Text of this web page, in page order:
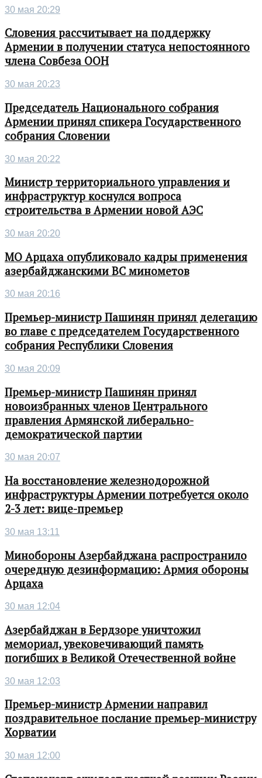
30 мая 20:29
Словения рассчитывает на поддержку
Армении в получении статуса непостоянного
члена Совбеза ООН
30 мая 20:23
Председатель Национального собрания
Армении принял спикера Государственного
собрания Словении
30 мая 20:22
Министр территориального управления и
инфраструктур коснулся вопроса
строительства в Армении новой АЭС
30 мая 20:20
МО Арцаха опубликовало кадры применения
азербайджанскими ВС минометов
30 мая 20:16
Премьер-министр Пашинян принял делегацию
во главе с председателем Государственного
собрания Республики Словения
30 мая 20:09
Премьер-министр Пашинян принял
новоизбранных членов Центрального
правления Армянской либерально-
демократической партии
30 мая 20:07
На восстановление железнодорожной
инфраструктуры Армении потребуется около
2-3 лет: вице-премьер
30 мая 13:11
Минобороны Азербайджана распространило
очередную дезинформацию: Армия обороны
Арцаха
30 мая 12:04
Азербайджан в Бердзоре уничтожил
мемориал, увековечивающий память
погибших в Великой Отечественной войне
30 мая 12:03
Премьер-министр Армении направил
поздравительное послание премьер-министру
Хорватии
30 мая 12:00